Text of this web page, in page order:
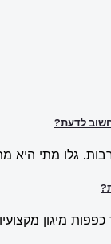
לדעת?
גלו מתי היא
מיגון